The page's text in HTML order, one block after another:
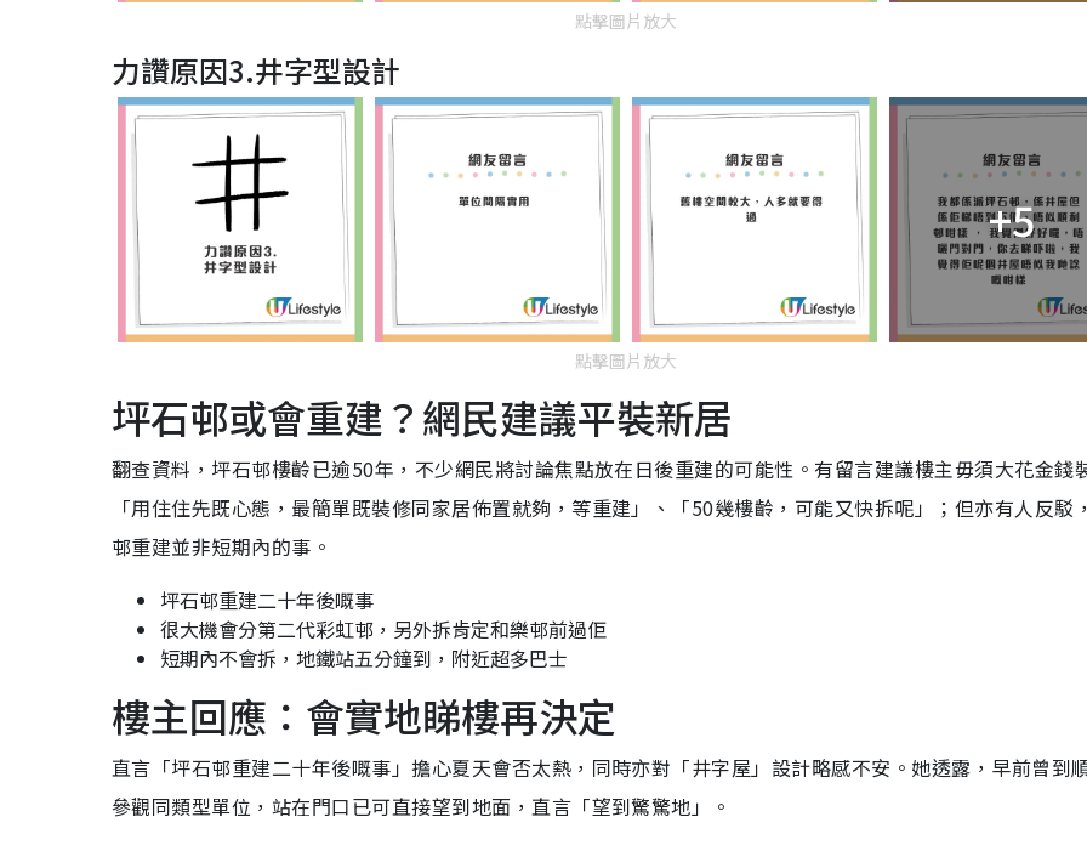
點擊圖片放大
力讚原因3.井字型設計
+5
點擊圖片放大
坪石邨或會重建？網民建議平裝新居
翻查資料，坪石邨樓齡已逾50年，不少網民將討論焦點放在日後重建的可能性。有留言建議樓主毋須大花金錢
「用住住先既心態，最簡單既裝修同家居佈置就夠，等重建」、「50幾樓齡，可能又快拆呢」；但亦有人反駁
邨重建並非短期內的事。
坪石邨重建二十年後嘅事
很大機會分第二代彩虹邨，另外拆肯定和樂邨前過佢
短期內不會拆，地鐵站五分鐘到，附近超多巴士
樓主回應：會實地睇樓再決定
直言「坪石邨重建二十年後嘅事」擔心夏天會否太熱，同時亦對「井字屋」設計略感不安。她透露，早前曾到
參觀同類型單位，站在門口已可直接望到地面，直言「望到驚驚地」。